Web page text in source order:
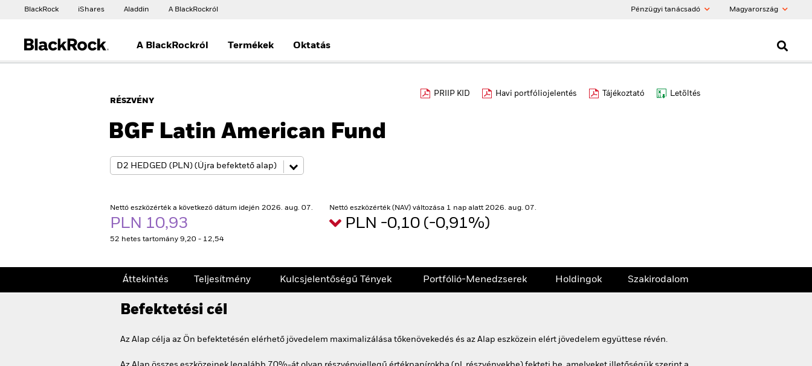
BlackRock iShares Aladdin A BlackRockról Pénzügyi tanácsadó Magyarország
A BlackRockról Termékek Oktatás
RÉSZVÉNY
PRIIP KID Havi portfóliojelentés Tájékoztató Letöltés
BGF Latin American Fund
Nettó eszközérték a következő dátum idején 2026. aug. 07.
PLN 10,93
52 hetes tartomány 9,20 - 12,54
Nettó eszközérték (NAV) változása 1 nap alatt 2026. aug. 07.
PLN -0,10 (-0,91%)
Áttekintés Teljesítmény Kulcsjelentőségű Tények Portfólió-Menedzserek Holdingok Szakirodalom
Befektetési cél
Az Alap célja az Ön befektetésén elérhető jövedelem maximalizálása tőkenövekedés és az Alap eszközein elért jövedelem együttese révén.